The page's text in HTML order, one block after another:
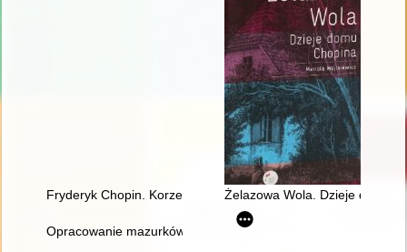
Fryderyk Chopin. Korzenie Żelazowa Wola. Dzieje domu
Opracowanie mazurków Chopina w redakcji Zygmunta